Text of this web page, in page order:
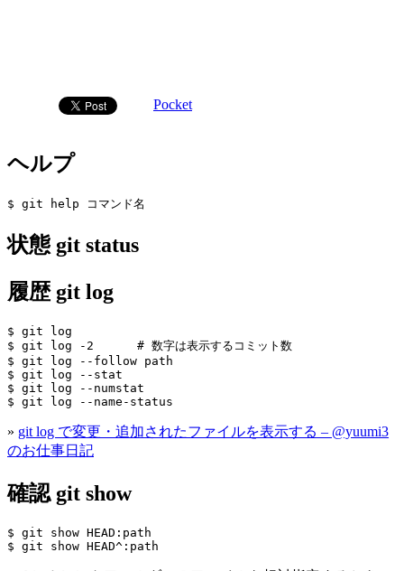
Pocket
ヘルプ
状態 git status
履歴 git log
$ git log
$ git log -2      # 数字は表示するコミット数
$ git log --follow path
$ git log --stat
$ git log --numstat
» git log で変更・追加されたファイルを表示する – @yuumi3
のお仕事日記
確認 git show
$ git show HEAD:path